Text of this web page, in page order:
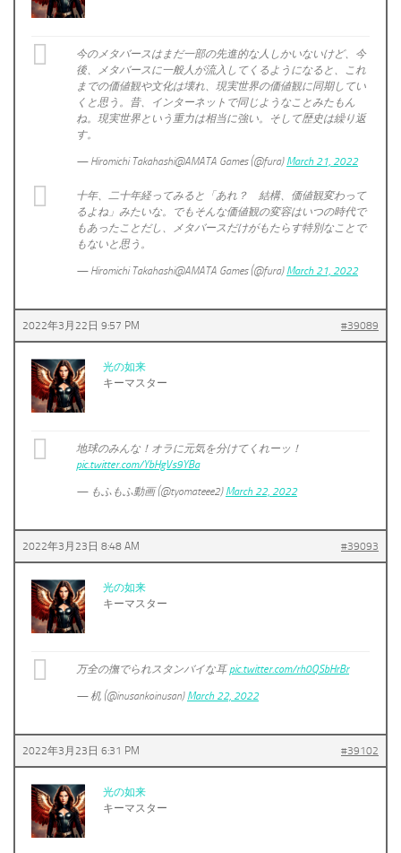
今のメタバースはまだ一部の先進的な人しかいないけど、今
後、メタバースに一般人が流入してくるようになると、これ
までの価値観や文化は壊れ、現実世界の価値観に同期してい
くと思う。昔、インターネットで同じようなことみたもん
ね。現実世界という重力は相当に強い。そして歴史は繰り返
す。
— Hiromichi Takahashi@AMATA Games (@fura) March 21, 2022
十年、二十年経ってみると「あれ？ 結構、価値観変わって
るよね」みたいな。でもそんな価値観の変容はいつの時代で
もあったことだし、メタバースだけがもたらす特別なことで
もないと思う。
— Hiromichi Takahashi@AMATA Games (@fura) March 21, 2022
2022年3月22日 9:57 PM #39089
光の如来
キーマスター
地球のみんな！オラに元気を分けてくれーッ！
pic.twitter.com/YbHgVs9YBa
— もふもふ動画 (@tyomateee2) March 22, 2022
2022年3月23日 8:48 AM #39093
光の如来
キーマスター
万全の撫でられスタンバイな耳 pic.twitter.com/rh0QSbHrBr
— 机 (@inusankoinusan) March 22, 2022
2022年3月23日 6:31 PM #39102
光の如来
キーマスター